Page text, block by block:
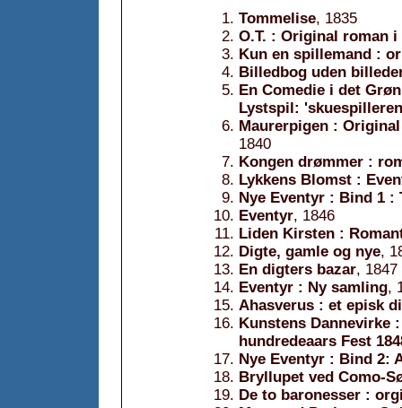
Tommelise, 1835
O.T. : Original roman i
Kun en spillemand :
Billedbog uden
En Comedie i det
Lystspil:
Maurerpigen :
1840
Kongen drømmer :
Lykkens Blomst :
Nye Eventyr : Bind 1 :
Eventyr, 1846
Liden Kirsten :
Digte, gamle og nye,
En digters bazar, 1847
Eventyr : Ny samling,
Ahasverus : et episk
Kunstens Dannevirke
hundredeaars Fest
Nye Eventyr : Bind 2:
Bryllupet ved Como-
De to baronesser :